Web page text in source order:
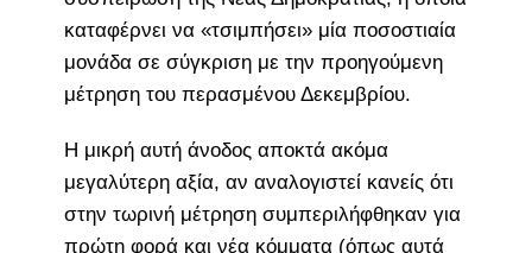
καταφέρνει να «τσιμπήσει» μία ποσοστιαία
μονάδα σε σύγκριση με την προηγούμενη
μέτρηση του περασμένου Δεκεμβρίου.
Η μικρή αυτή άνοδος αποκτά ακόμα
μεγαλύτερη αξία, αν αναλογιστεί κανείς ότι
στην τωρινή μέτρηση συμπεριλήφθηκαν για
πρώτη φορά και νέα κόμματα (όπως αυτά